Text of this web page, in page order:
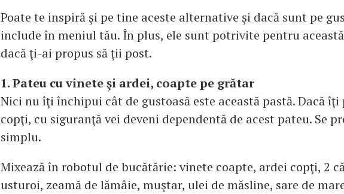
Poate te inspiră şi pe tine aceste alternative şi dacă sunt pe
include în meniul tău. În plus, ele sunt potrivite pentru
dacă ţi-ai propus să ţii post.
1. Pateu cu vinete şi ardei, coapte pe grătar
Nici nu îţi închipui cât de gustoasă este această pastă. Dacă
copţi, cu siguranţă vei deveni dependentă de acest pateu. Se
simplu.
Mixează în robotul de bucătărie: vinete coapte, ardei copţi, 2
usturoi, zeamă de lămâie, muştar, ulei de măsline, sare de